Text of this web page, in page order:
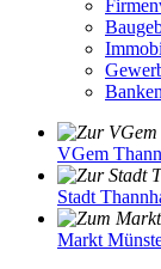
Banken
VGem
Stadt
Markt